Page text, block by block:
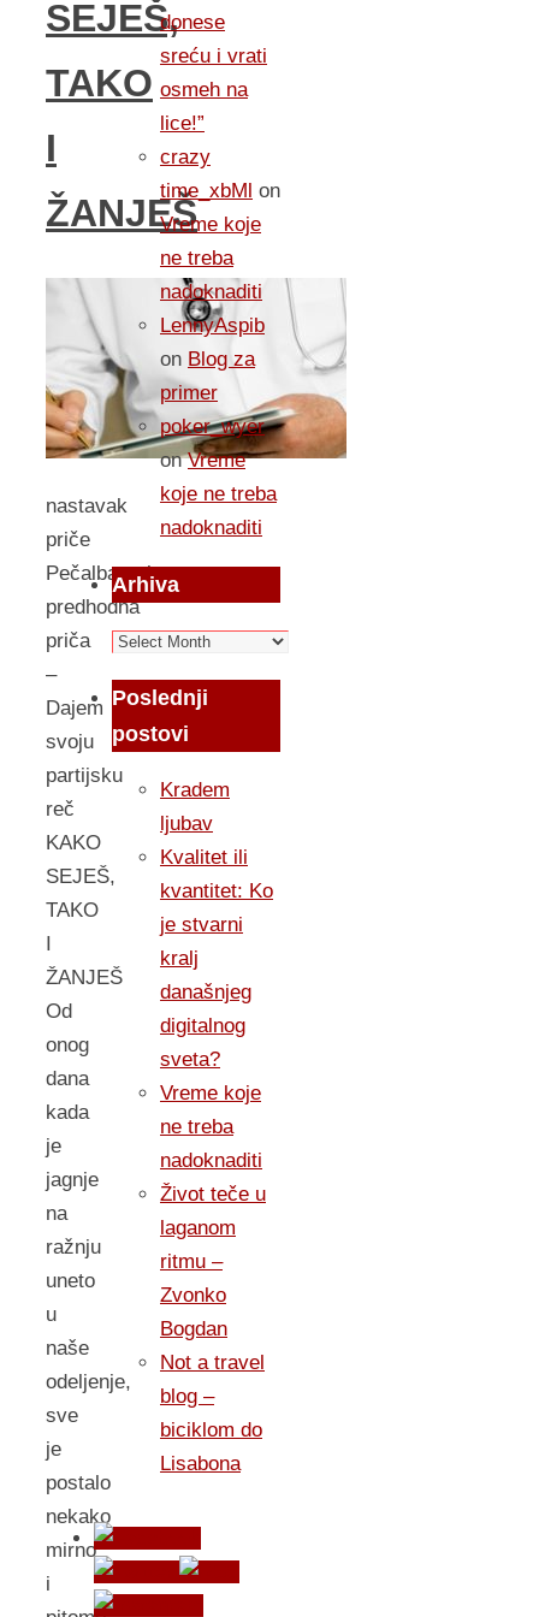
SEJEŠ,
TAKO
I
ŽANJEŠ
nastavak
priče
Pečalbarenje,
predhodna
priča
–
Dajem
svoju
partijsku
reč
KAKO
SEJEŠ,
TAKO
I
ŽANJEŠ
Od
onog
dana
kada
je
jagnje
na
ražnju
uneto
u
naše
odeljenje,
sve
je
postalo
nekako
mirno
i
donese
sreću i vrati
osmeh na
lice!”
crazy
time_xbMl on
Vreme koje
ne treba
nadoknaditi
LennyAspib
on Blog za
primer
poker_wyer
onVreme
koje ne treba
nadoknaditi
Arhiva
Arhiva
Poslednji
postovi
Kradem
ljubav
Kvalitet ili
kvantitet: Ko
je stvarni
kralj
današnjeg
digitalnog
sveta?
Vreme koje
ne treba
nadoknaditi
Život teče u
laganom
ritmu –
Zvonko
Bogdan
Not a travel
blog –
biciklom do
Lisabona